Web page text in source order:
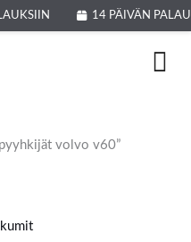
14 PÄIVÄN
volvo v60”